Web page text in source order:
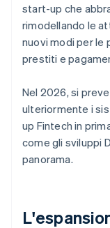
start-up che
rimodellando le
nuovi modi per le
prestiti e
Nel 2026, si
ulteriormente i
up Fintech in
come gli sviluppi
panorama.